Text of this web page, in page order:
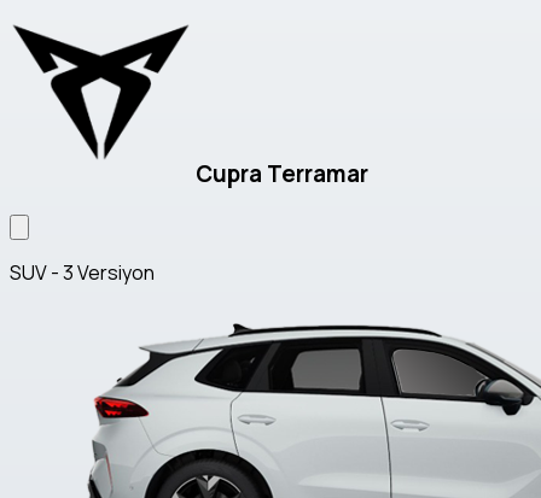
Cupra Terramar
SUV - 3 Versiyon